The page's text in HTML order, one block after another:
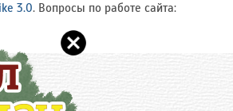
3.0. Вопросы по работе сайта: